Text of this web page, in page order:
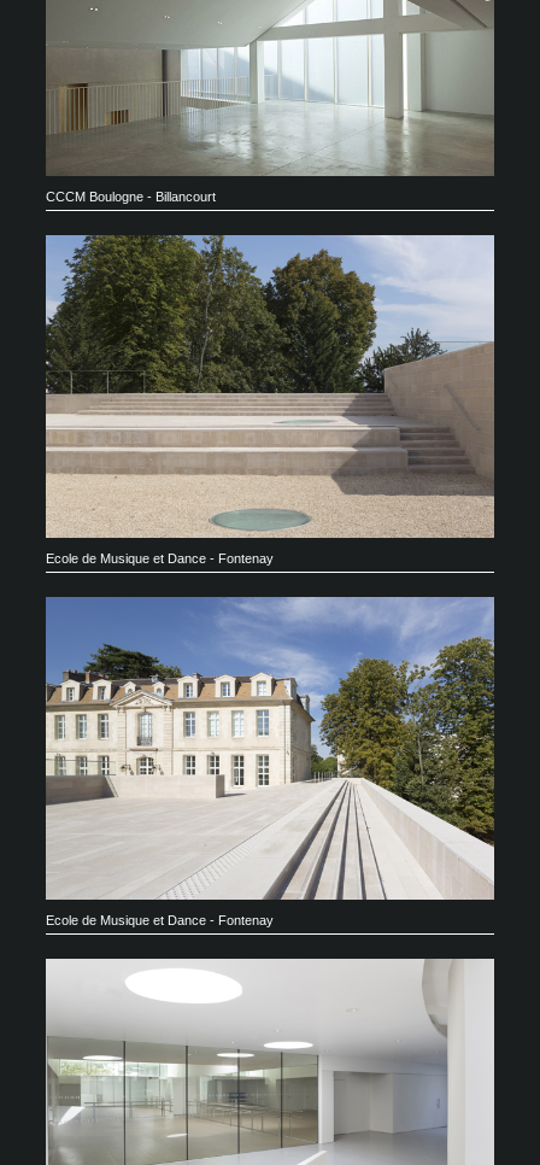
CCCM Boulogne - Billancourt
Ecole de Musique et Dance - Fontenay
Ecole de Musique et Dance - Fontenay